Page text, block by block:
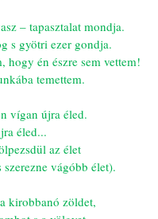
– tapasztalat mondja.
s gyötri ezer gondja.
hogy én észre sem vettem!
temettem.
vígan újra éled.
éled...
az élet
vágóbb élet).
kirobbanó zöldet,